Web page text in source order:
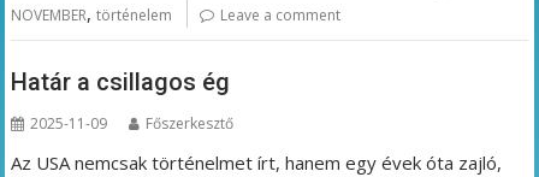
NOVEMBER,történelem Leave a comment
Határ a csillagos ég
2025-11-09 Főszerkesztő
Az USA nemcsak történelmet írt, hanem egy évek óta zajló,